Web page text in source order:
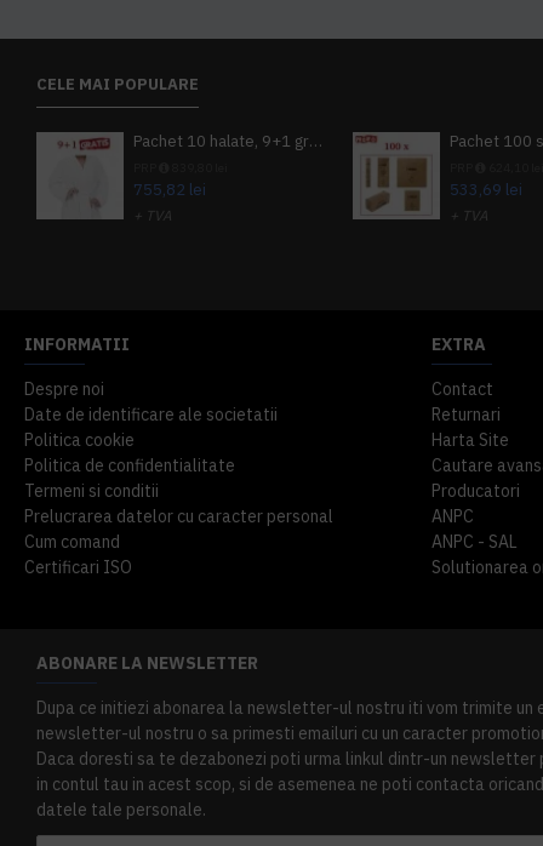
CELE MAI POPULARE
Pachet 10 halate, 9+1 gratuit
755,82 lei
+ TVA
533,69 lei
+ TVA
INFORMATII
Despre noi
Date de identificare ale societatii
Politica cookie
Politica de confidentialitate
Termeni si conditii
Prelucrarea datelor cu caracter personal
Cum comand
Certificari ISO
EXTRA
Contact
Returnari
Harta Site
Cautare
Producatori
ANPC
ANPC - SAL
Solutionarea
ABONARE LA NEWSLETTER
Dupa ce initiezi abonarea la newsletter-ul nostru iti vom trimite
newsletter-ul nostru o sa primesti emailuri cu un caracter
Daca doresti sa te dezabonezi poti urma linkul dintr-un
in contul tau in acest scop, si de asemenea ne poti contacta
datele tale personale.